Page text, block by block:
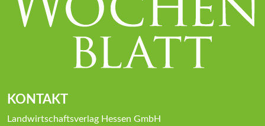
KONTAKT
Landwirtschaftsverlag Hessen GmbH